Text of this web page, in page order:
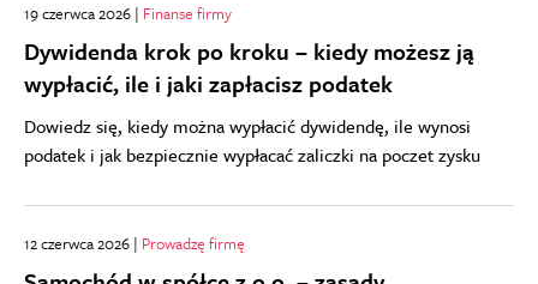
19 czerwca 2026 | Finanse firmy
Dywidenda krok po kroku – kiedy możesz ją
wypłacić, ile i jaki zapłacisz podatek
Dowiedz się, kiedy można wypłacić dywidendę, ile wynosi
podatek i jak bezpiecznie wypłacać zaliczki na poczet zysku
12 czerwca 2026 | Prowadzę firmę